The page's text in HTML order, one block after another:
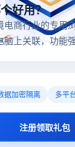
好用？
电商行业的专用
脑上关联，功能
据加密隔离 多平
注册领取礼包